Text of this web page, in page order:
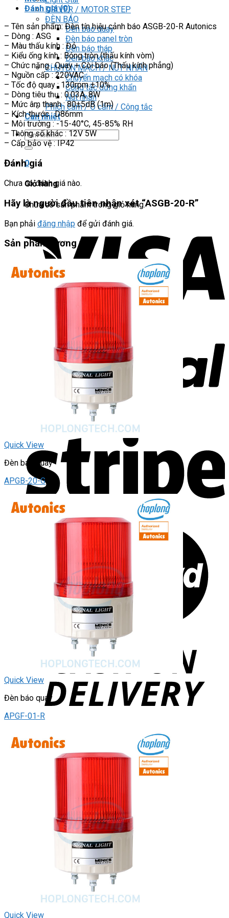
DRIVER / MOTOR STEP
ĐÈN BÁO
Đèn báo quay
Đèn báo panel tròn
Đèn báo tháp
Đèn báo khác
CHUYỂN MẠCH / NÚT NHẤN
Chuyển mạch có khóa
Công tắc dừng khẩn
Nút nhấn
Phích cắm / Ổ cắm / Công tắc
Can nhiệt
Tìm
kiếm:
0
Giỏ hàng
Chưa có sản phẩm trong giỏ hàng.
Đánh giá (0)
– Tên sản phẩm: Đèn tín hiệu cảnh báo ASGB-20-R Autonics
– Dòng : ASG
– Màu thấu kính : Đỏ
– Kiểu ống kính : Bóng tròn (thấu kính vòm)
– Chức năng : Quay + Còi báo (Thấu kính phẳng)
– Nguồn cấp : 220VAC
– Tốc độ quay : 130rpm ±10%
– Dòng tiêu thụ : 0.03A, 8W
– Mức âm thanh : 80±5dB (1m)
– Kích thước : D86mm
– Môi trường : -15-40°C, 45-85% RH
– Thông số khác : 12V 5W
– Cấp bảo vệ : IP42
Đánh giá
Chưa có đánh giá nào.
Hãy là người đầu tiên nhận xét “ASGB-20-R”
Bạn phải đăng nhập để gửi đánh giá.
Sản phẩm tương tự
Quick View
Đèn báo quay
APGB-20-G
Quick View
Đèn báo quay
APGF-01-R
Quick View